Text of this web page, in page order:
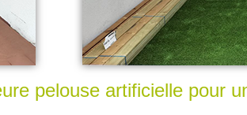
pelouse artificielle pour